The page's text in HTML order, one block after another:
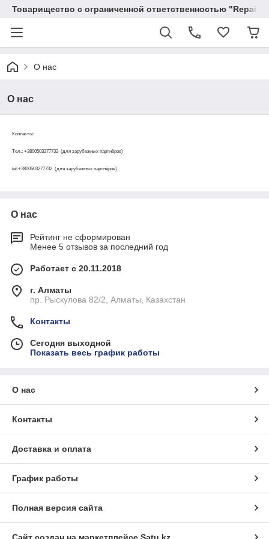
Товарищество с ограниченной ответственностью
О нас
О нас
Контакты:
Тел.: +3800503277732 (для зарубежных партнёров)
tel:+3800503277732 (для зарубежных партнёров)
О нас
Рейтинг не сформирован
Менее 5 отзывов за последний год
Работает с 20.11.2018
г. Алматы
пр. Рыскулова 82/2, Алматы, Казахстан
Контакты
Сегодня выходной
Показать весь график работы
О нас
Контакты
Доставка и оплата
График работы
Полная версия сайта